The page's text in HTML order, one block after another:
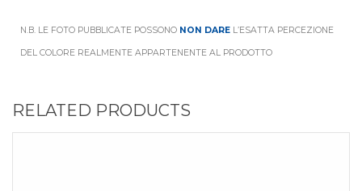
N.B. LE FOTO PUBBLICATE POSSONO NON DARE L’ESATTA PERCEZIONE
DEL COLORE REALMENTE APPARTENENTE AL PRODOTTO
RELATED PRODUCTS